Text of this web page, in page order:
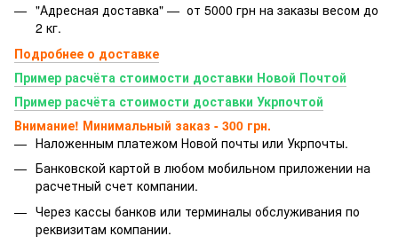
"Адресная доставка" — от 5000 грн на заказы весом до
2 кг.
Подробнее о доставке
Пример расчёта стоимости доставки Новой Почтой
Пример расчёта стоимости доставки Укрпочтой
Внимание! Минимальный заказ - 300 грн.
Наложенным платежом Новой почты или Укрпочты.
Банковской картой в любом мобильном приложении на
расчетный счет компании.
Через кассы банков или терминалы обслуживания по
реквизитам компании.